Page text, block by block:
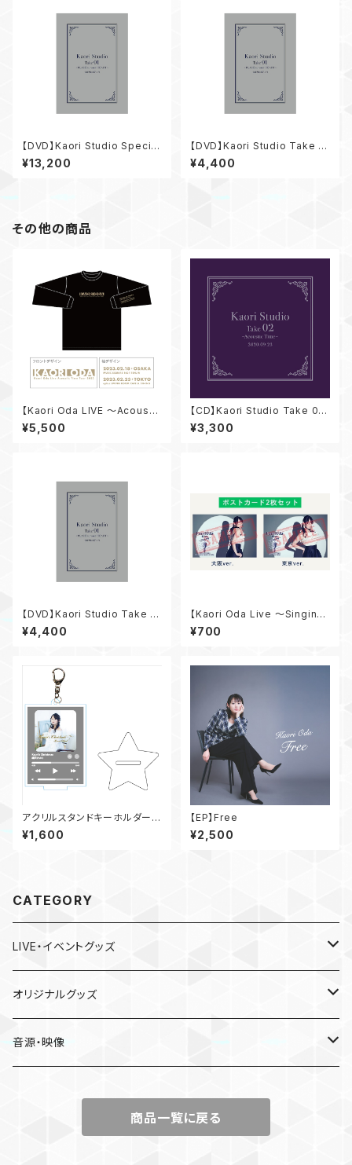
【DVD】Kaori Studio Special
Set
¥13,200
【DVD】Kaori Studio Take 01
～PLACE to your HEART～
¥4,400
その他の商品
【Kaori Oda LIVE 〜Acoustic
Time Tour 2023〜】 ロングT
シャツ
¥5,500
【CD】Kaori Studio Take 02
～Acoustic Time～
¥3,300
【DVD】Kaori Studio Take 01
～PLACE to your HEART～
¥4,400
【Kaori Oda Live 〜Singin
g〜】 ポストカードセット
¥700
アクリルスタンドキーホルダー
（ミュージックプレイヤー風・Ka
ori's Christmas ver.）
¥1,600
【EP】Free
¥2,500
CATEGORY
LIVE・イベントグッズ
LIVE
〜Place of Echoes〜 vol.2
EVENT
Birthday Event 2025
オリジナルグッズ
本人手作り
音源・映像
商品一覧に戻る